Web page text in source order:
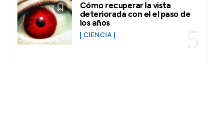
Cómo recuperar la vista
deteriorada con el el paso de
los años
CIENCIA